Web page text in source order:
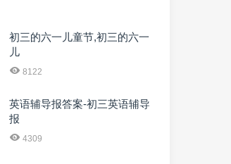
初三的六一儿童节,初三的六一
儿
8122
英语辅导报答案-初三英语辅导
报
4309